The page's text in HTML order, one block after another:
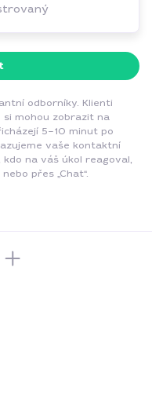
odborníky. Klienti
mohou zobrazit na
5–10 minut po
vaše kontaktní
na váš úkol reagoval,
přes „Chat“.